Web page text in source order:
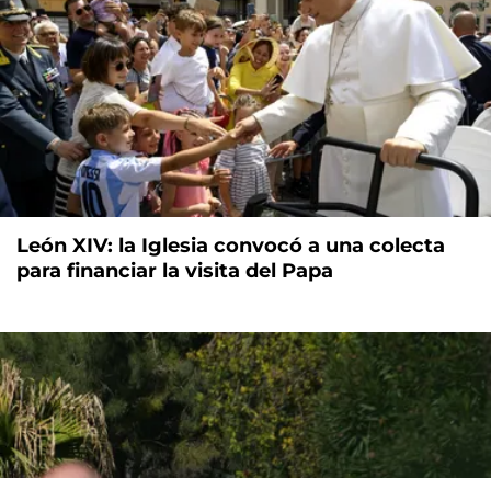
León XIV: la Iglesia convocó a una colecta
para financiar la visita del Papa